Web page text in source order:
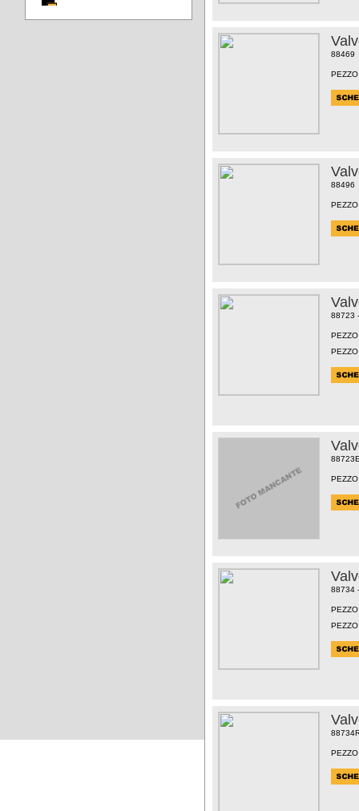
88469
88496
88723
88734